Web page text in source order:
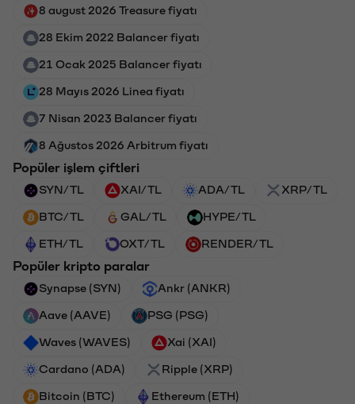
8 august 2026 Treasure fiyatı
28 Ekim 2022 Balancer fiyatı
21 Ocak 2025 Balancer fiyatı
28 Mayıs 2026 Linea fiyatı
7 Nisan 2023 Balancer fiyatı
8 Ağustos 2026 Arbitrum fiyatı
Popüler işlem çiftleri
SYN/TL XAI/TL ADA/TL XRP/TL
BTC/TL GAL/TL HYPE/TL
ETH/TL OXT/TL RENDER/TL
Popüler kripto paralar
Synapse (SYN) Ankr (ANKR)
Aave (AAVE) PSG (PSG)
Waves (WAVES) Xai (XAI)
Cardano (ADA) Ripple (XRP)
Bitcoin (BTC) Ethereum (ETH)